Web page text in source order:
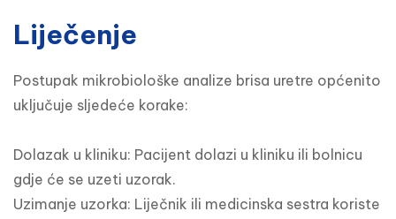
Liječenje
Postupak mikrobiološke analize brisa uretre općenito
uključuje sljedeće korake:
Dolazak u kliniku: Pacijent dolazi u kliniku ili bolnicu
gdje će se uzeti uzorak.
Uzimanje uzorka: Liječnik ili medicinska sestra koriste